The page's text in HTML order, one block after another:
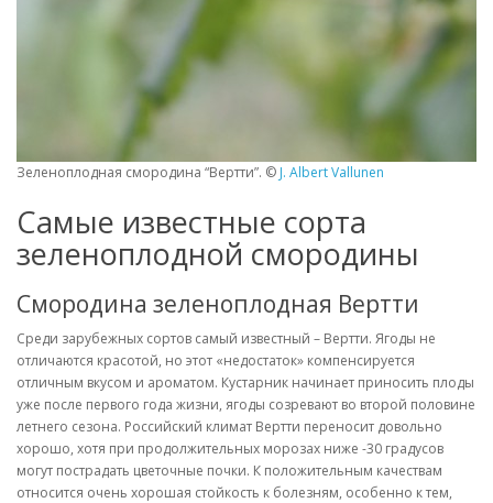
Зеленоплодная смородина “Вертти”. © J. Albert Vallunen
Самые известные сорта
зеленоплодной смородины
Смородина зеленоплодная Вертти
Среди зарубежных сортов самый известный – Вертти. Ягоды не
отличаются красотой, но этот «недостаток» компенсируется
отличным вкусом и ароматом. Кустарник начинает приносить плоды
уже после первого года жизни, ягоды созревают во второй половине
летнего сезона. Российский климат Вертти переносит довольно
хорошо, хотя при продолжительных морозах ниже -30 градусов
могут пострадать цветочные почки. К положительным качествам
относится очень хорошая стойкость к болезням, особенно к тем,